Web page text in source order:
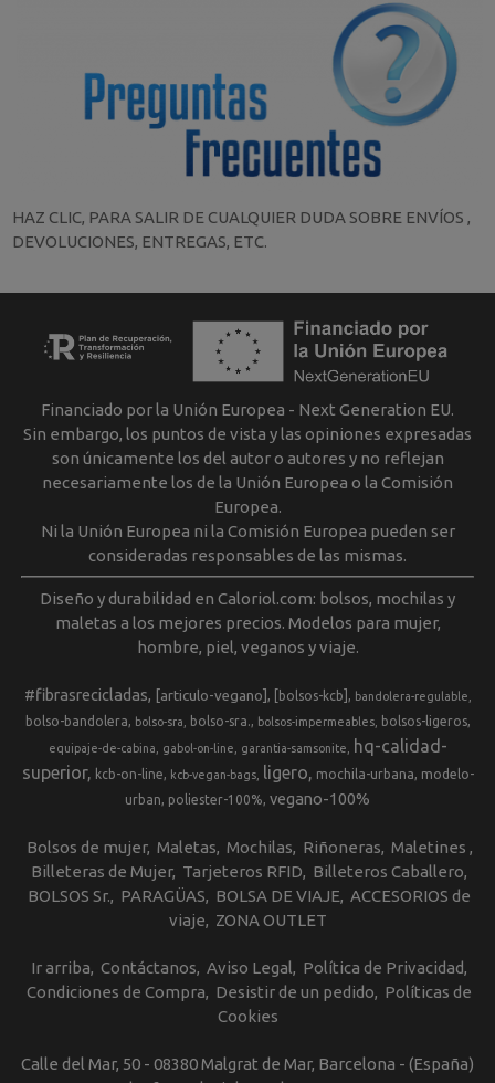
HAZ CLIC, PARA SALIR DE CUALQUIER DUDA SOBRE ENVÍOS ,
DEVOLUCIONES, ENTREGAS, ETC.
Financiado por la Unión Europea - Next Generation EU.
Sin embargo, los puntos de vista y las opiniones expresadas
son únicamente los del autor o autores y no reflejan
necesariamente los de la Unión Europea o la Comisión
Europea.
Ni la Unión Europea ni la Comisión Europea pueden ser
consideradas responsables de las mismas.
Diseño y durabilidad en Caloriol.com: bolsos, mochilas y
maletas a los mejores precios. Modelos para mujer,
hombre, piel, veganos y viaje.
#fibrasrecicladas [articulo-vegano] [bolsos-kcb] bandolera-regulable
bolso-bandolera bolso-sra bolso-sra. bolsos-impermeables bolsos-ligeros
equipaje-de-cabina gabol-on-line garantia-samsonite
hq-calidad-
superior
kcb-on-line kcb-vegan-bags ligero mochila-urbana
modelo-
urban
poliester-100% vegano-100%
Bolsos de mujer Maletas Mochilas Riñoneras Maletines
Billeteras de Mujer Tarjeteros RFID
Billeteros Caballero
BOLSOS Sr.
PARAGÜAS BOLSA DE VIAJE ACCESORIOS de
viaje
ZONA OUTLET
Ir arriba Contáctanos Aviso Legal
Política de Privacidad
Condiciones de Compra
Desistir de un pedido
Políticas de
Cookies
Calle del Mar, 50 - 08380 Malgrat de Mar, Barcelona - (España)